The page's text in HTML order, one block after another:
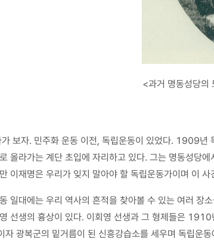
<과거 명동성당
보자. 민주화 운동 이전, 독립운동이 있었다. 1909년
올라가는 계단 초입에 자리하고 있다. 그는 명동성당
이재명은 우리가 잊지 말아야 할 독립운동가이며 이
일대에는 우리 역사의 흔적을 찾아볼 수 있는 여러
선생의 흉상이 있다. 이회영 선생과 그 형제들은
자 광복군의 밑거름이 된 신흥강습소를 세우며 독립운